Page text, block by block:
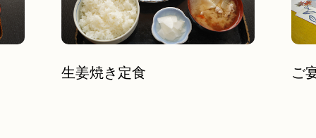
生姜焼き定食 ご